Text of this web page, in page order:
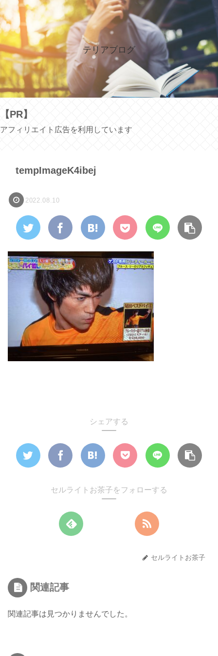
テリアブログ
【PR】
アフィリエイト広告を利用しています
tempImageK4ibej
2022.08.10
シェアする
セルライトお茶子をフォローする
セルライトお茶子
関連記事
関連記事は見つかりませんでした。